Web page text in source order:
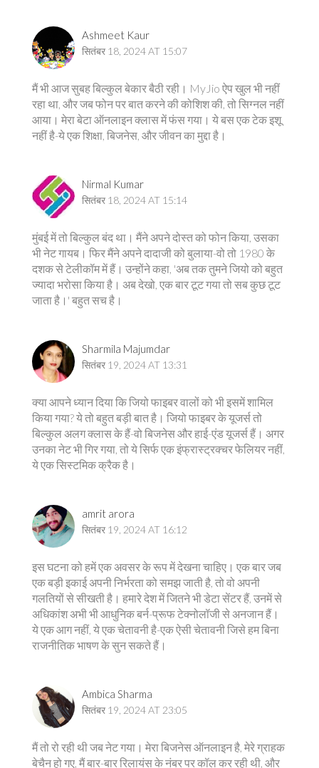
Ashmeet Kaur
सितंबर 18, 2024 AT 15:07
मैं भी आज सुबह बिल्कुल बेकार बैठी रही। MyJio ऐप खुल भी नहीं
रहा था, और जब फोन पर बात करने की कोशिश की, तो सिग्नल नहीं
आया। मेरा बेटा ऑनलाइन क्लास में फंस गया। ये बस एक टेक इशू
नहीं है-ये एक शिक्षा, बिजनेस, और जीवन का मुद्दा है।
Nirmal Kumar
सितंबर 18, 2024 AT 15:14
मुंबई में तो बिल्कुल बंद था। मैंने अपने दोस्त को फोन किया, उसका
भी नेट गायब। फिर मैंने अपने दादाजी को बुलाया-वो तो 1980 के
दशक से टेलीकॉम में हैं। उन्होंने कहा, 'अब तक तुमने जियो को बहुत
ज्यादा भरोसा किया है। अब देखो, एक बार टूट गया तो सब कुछ टूट
जाता है।' बहुत सच है।
Sharmila Majumdar
सितंबर 19, 2024 AT 13:31
क्या आपने ध्यान दिया कि जियो फाइबर वालों को भी इसमें शामिल
किया गया? ये तो बहुत बड़ी बात है। जियो फाइबर के यूजर्स तो
बिल्कुल अलग क्लास के हैं-वो बिजनेस और हाई-एंड यूजर्स हैं। अगर
उनका नेट भी गिर गया, तो ये सिर्फ एक इंफ्रास्ट्रक्चर फेलियर नहीं,
ये एक सिस्टमिक क्रैक है।
amrit arora
सितंबर 19, 2024 AT 16:12
इस घटना को हमें एक अवसर के रूप में देखना चाहिए। एक बार जब
एक बड़ी इकाई अपनी निर्भरता को समझ जाती है, तो वो अपनी
गलतियों से सीखती है। हमारे देश में जितने भी डेटा सेंटर हैं, उनमें से
अधिकांश अभी भी आधुनिक बर्न-प्रूफ टेक्नोलॉजी से अनजान हैं।
ये एक आग नहीं, ये एक चेतावनी है-एक ऐसी चेतावनी जिसे हम बिना
राजनीतिक भाषण के सुन सकते हैं।
Ambica Sharma
सितंबर 19, 2024 AT 23:05
मैं तो रो रही थी जब नेट गया। मेरा बिजनेस ऑनलाइन है, मेरे ग्राहक
बेचैन हो गए, मैं बार-बार रिलायंस के नंबर पर कॉल कर रही थी, और